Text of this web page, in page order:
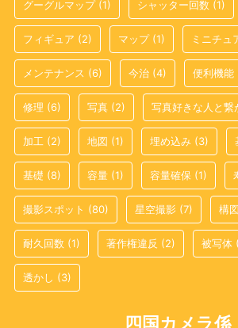
グーグルマップ(1) シャッター回数 (1)
フィギュア (2) マップ(1) ミニチュ
メンテナンス (6) 今治 (4) 便利機能
修理 (6) 写真 (2) 写真好きな人と繋
加工 (2) 地図 (1) 埋め込み (3)
基礎 (8) 容量 (1) 容量確保 (1)
撮影スポット (80) 星空撮影 (7) 構図
耐久回数 (1) 著作権違反 (2) 被写体
透かし (3)
四国カメラ係